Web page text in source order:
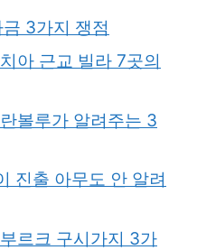
3가지 쟁점
아 근교 빌라 7곳의
볼루가 알려주는 3
진출 아무도 안 알려
르크 구시가지 3가